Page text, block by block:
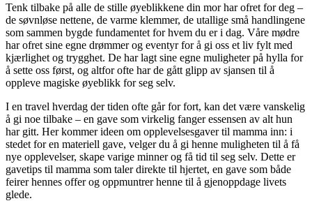
Tenk tilbake på alle de stille øyeblikkene din mor har ofret for deg –
de søvnløse nettene, de varme klemmer, de utallige små handlingene
som sammen bygde fundamentet for hvem du er i dag. Våre mødre
har ofret sine egne drømmer og eventyr for å gi oss et liv fylt med
kjærlighet og trygghet. De har lagt sine egne muligheter på hylla for
å sette oss først, og altfor ofte har de gått glipp av sjansen til å
oppleve magiske øyeblikk for seg selv.
I en travel hverdag der tiden ofte går for fort, kan det være vanskelig
å gi noe tilbake – en gave som virkelig fanger essensen av alt hun
har gitt. Her kommer ideen om opplevelsesgaver til mamma inn: i
stedet for en materiell gave, velger du å gi henne muligheten til å få
nye opplevelser, skape varige minner og få tid til seg selv. Dette er
gavetips til mamma som taler direkte til hjertet, en gave som både
feirer hennes offer og oppmuntrer henne til å gjenoppdage livets
glede.